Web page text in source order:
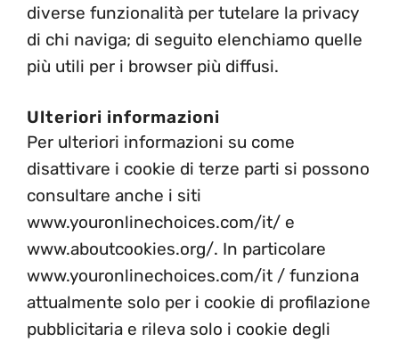
diverse funzionalità per tutelare la privacy
di chi naviga; di seguito elenchiamo quelle
più utili per i browser più diffusi.
Ulteriori informazioni
Per ulteriori informazioni su come
disattivare i cookie di terze parti si possono
consultare anche i siti
www.youronlinechoices.com/it/ e
www.aboutcookies.org/. In particolare
www.youronlinechoices.com/it / funziona
attualmente solo per i cookie di profilazione
pubblicitaria e rileva solo i cookie degli